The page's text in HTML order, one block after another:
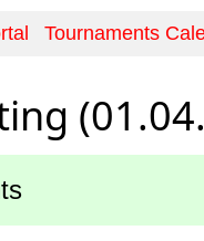
Tournaments